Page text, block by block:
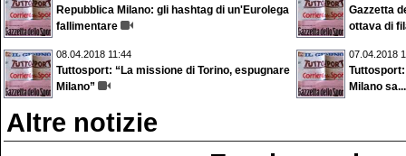
Repubblica Milano: gli hashtag di un'Eurolega
fallimentare
Gazzetta
ottava di
08.04.2018 11:44
Tuttosport: “La missione di Torino, espugnare
Milano”
07.04.2018
Milano sa...
Altre notizie